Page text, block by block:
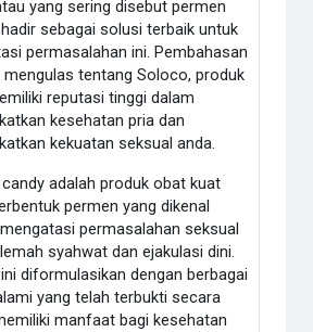
yang sering disebut permen
sebagai solusi terbaik untuk
permasalahan ini. Pembahasan
mengulas tentang Soloco, produk
reputasi tinggi dalam
kesehatan pria dan
kekuatan seksual anda.
adalah produk obat kuat
permen yang dikenal
permasalahan seksual
syahwat dan ejakulasi dini.
diformulasikan dengan berbagai
yang telah terbukti secara
manfaat bagi kesehatan